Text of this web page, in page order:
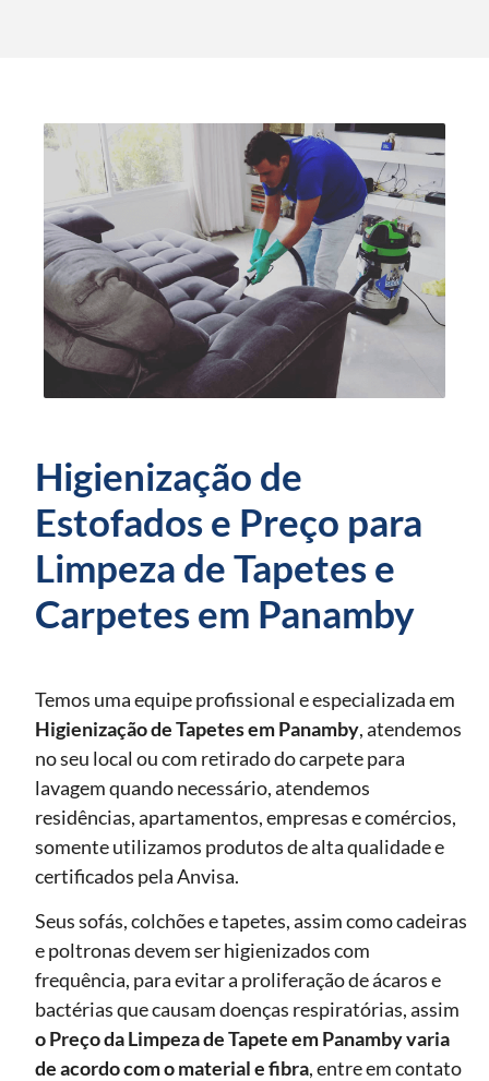
Higienização de
Estofados e Preço para
Limpeza de Tapetes e
Carpetes em Panamby
Temos uma equipe profissional e especializada em
Higienização de Tapetesem Panamby, atendemos
no seu local ou com retirado do carpete para
lavagem quando necessário, atendemos
residências, apartamentos, empresas e comércios,
somente utilizamos produtos de alta qualidade e
certificados pela Anvisa.
Seus sofás, colchões e tapetes, assim como cadeiras
e poltronas devem ser higienizados com
frequência, para evitar a proliferação de ácaros e
bactérias que causam doenças respiratórias, assim
o Preço da Limpeza de Tapeteem Panambyvaria
de acordo com o material e fibra, entre em contato